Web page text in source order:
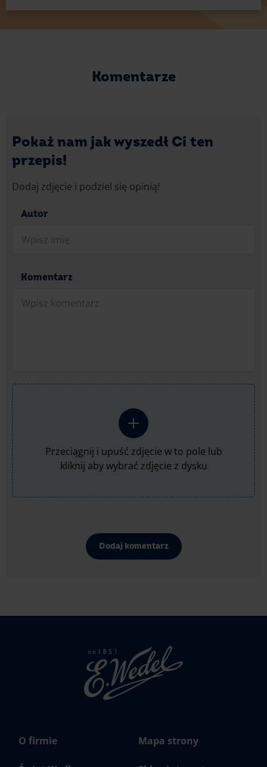
Komentarze
Pokaż nam jak wyszedł Ci ten
przepis!
Dodaj zdjęcie i podziel się opinią!
Autor
Komentarz
Przeciągnij i upuść zdjęcie w to pole lub
kliknij aby wybrać zdjęcie z dysku
Dodaj komentarz
Strona
głowna
Wedel.pl
O firmie Mapa strony